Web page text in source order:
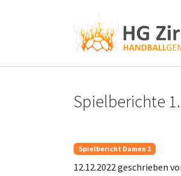
Spielberichte
Spielbericht Damen 1
12.12.2022geschrieben